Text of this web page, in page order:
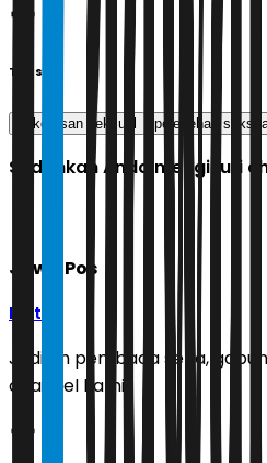
Tags
kekerasan seksual pelecehan
Sudahkah Anda mengikuti
Jawa Pos
Ikuti
Jadilah pembaca setia,
channel kami!